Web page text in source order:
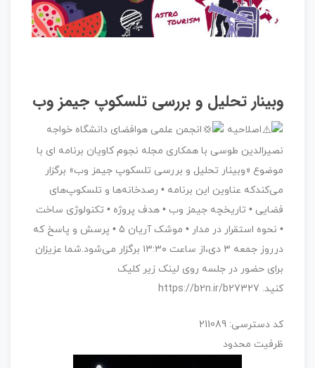
وبینار تحلیل و بررسی تلسکوپ جیمز وب
اصلاحیه
انجمن علمی هوافضای دانشگاه خواجه
نصیرالدین طوسی با همکاری مجله نجوم کاویان برنامه ای با
موضوع «وبینار تحلیل و بررسی تلسکوپ جیمز وب» برگزار
می‌کندکه عناوین این برنامه • رصدخانه‌ها و تلسکوپ‌های
فضایی • تاریخچه جیمز وب • هدف پروژه • تکنولوژی ساخت
• نحوه استقرار در مدار • موشک آریان ۵ • پرسش و پاسخ که
درروز جمعه ۳ دی،‌از ساعت ۱۳:۳۰ برگزار می‌شود.شما عزیزان
برای حضور در جلسه روی لینک زیر کلیک
کنید. https://b2n.ir/b27327
کد دسترسی: 211089
ظرفیت محدود